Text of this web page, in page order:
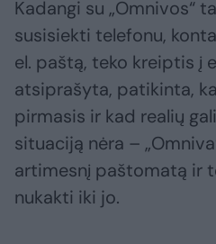
Kadangi su „Omnivos“
susisiekti telefonu,
el. paštą, teko kreiptis į
atsiprašyta, patikinta,
pirmasis ir kad realių
situaciją nėra –
artimesnį paštomatą ir
nukakti iki jo.